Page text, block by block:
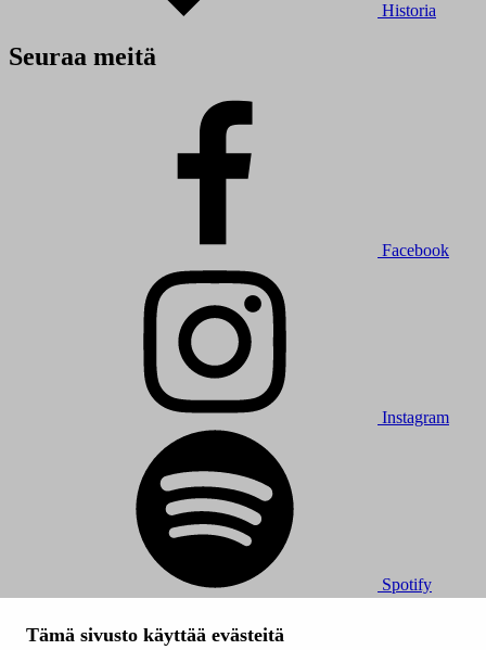
Tämä sivusto käyttää evästeitä
Historia
Seuraa meitä
Facebook
Instagram
Spotify
Kaikki oikeudet muutoksiin pidätetään.